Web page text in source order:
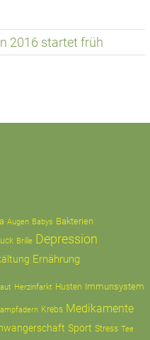
2016 startet früh
Augen Babys Bakterien
Brille Depression
Ernährung
Herzinfarkt Husten Immunsystem
Krebs Medikamente
Sport Stress Tee